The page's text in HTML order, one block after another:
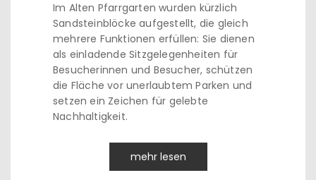
Im Alten Pfarrgarten wurden kürzlich
Sandsteinblöcke aufgestellt, die gleich
mehrere Funktionen erfüllen: Sie dienen
als einladende Sitzgelegenheiten für
Besucherinnen und Besucher, schützen
die Fläche vor unerlaubtem Parken und
setzen ein Zeichen für gelebte
Nachhaltigkeit.
mehr lesen